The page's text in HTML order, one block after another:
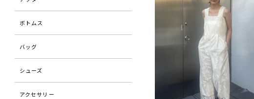
ボトムス
バッグ
シューズ
アクセサリー